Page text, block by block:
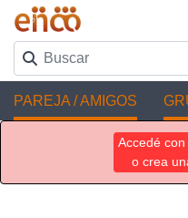
PAREJA / AMIGOS
Accedé
o crea